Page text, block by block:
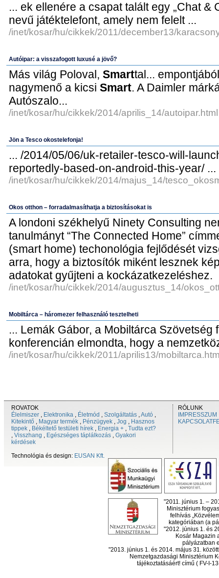
... ek ellenére a csapat talált egy „Chat &
nevű játéktelefont, amely nem felelt ...
/inet/kosar/hu/cikkek/2011/december13/
Autóipar: a visszafogott luxusé a jövő?
Más világ Poloval, Smarttal...
nagymenő a kicsi Smart. A Daimler
Autószalo...
/inet/kosar/hu/cikkek/2014/aprilis_14/autoipar.html
Jön a Tesco okostelefonja!
... /2014/05/06/uk-retailer-tesco-will-
reportedly-based-on-android-this-year/ ...
/inet/kosar/hu/cikkek/2014/majus_14/
Okos otthon – forradalmasíthatja a biztosításokat is
A londoni székhelyű Ninety Consulting
tanulmányt “The Connected Home”
(smart home) techonológia fejlődését
arra, hogy a biztosítók miként lesznek
adatokat gyűjteni a kockázatkezeléshez.
/inet/kosar/hu/cikkek/2014/augusztus_14/
Mobiltárca – háromezer felhasználó tesztelheti
... Lemák Gábor, a Mobiltárca Szövetség
konferencián elmondta, hogy a
/inet/kosar/hu/cikkek/2011/aprilis13/
ROVATOK
Élelmiszer , Elektronika , Életmód , Szolgáltatás ,Autó ,
Kitekintő , Magyar termék , Pénzügyek , Jog , Hasznos
tippek , Békéltető testületi hírek , Energia + , Tudta ezt?
, Visszhang , Egészséges táplálkozás , Gyakori
kérdések
Technológia és design: EUSAN Kft.
RÓLUNK
IMPRESSZUM
"2011. június 1. –
Minisztérium
felhívás
kategóriában (a
"2012. június 1. és
Kosár Magazin
pályázatban
"2013. június 1. és 2014. május 31.
Nemzetgazdasági Minisztérium
tájékoztatásáért! című ( FV-I-